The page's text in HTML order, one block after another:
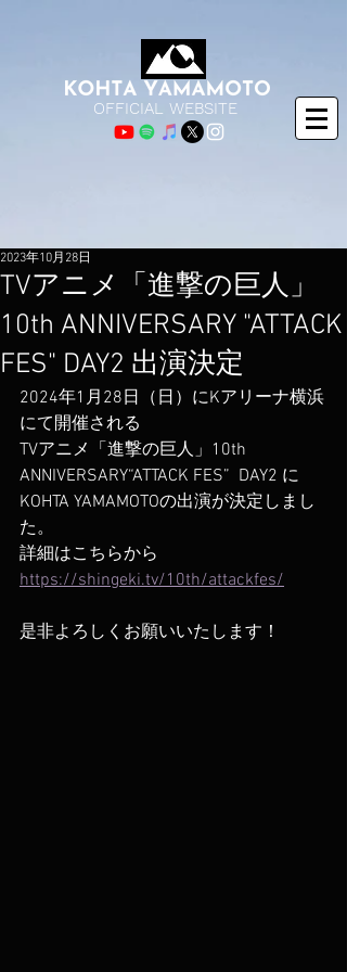
OFFICIAL WEBSITE
TVアニメ「進撃の巨人」
10th ANNIVERSARY "ATTACK
FES" DAY2 出演決定
2023年10月28日
2024年1月28日（日）にKアリーナ横浜
にて開催される
TVアニメ「進撃の巨人」10th
ANNIVERSARY“ATTACK FES”  DAY2 に
KOHTA YAMAMOTOの出演が決定しまし
た。
詳細はこちらから
https://shingeki.tv/10th/attackfes/
是非よろしくお願いいたします！